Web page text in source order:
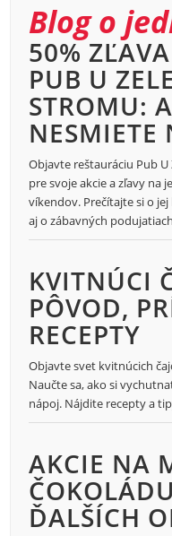
Blog o
50%
PUB U
STROMU:
NESMIETE
Objavte reštauráciu Pub
pre svoje akcie a zľavy na
víkendov. Prečítajte si o
aj o zábavných
KVITNÚCI
PÔVOD,
RECEPTY
Objavte svet kvitnúcich
Naučte sa, ako si
nápoj. Nájdite recepty a
AKCIE NA
ĎALŠÍCH